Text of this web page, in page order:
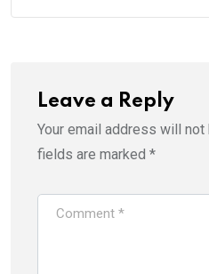
Leave a Reply
Your email address will not
fields are marked *